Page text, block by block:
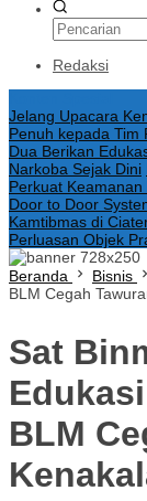
Redaksi
Jelang Upacara
Penuh kepada Tim
Dua Berikan
Narkoba Sejak Dini
Perkuat
Door to Door
Kamtibmas di
Perluasan Objek
Beranda Bisnis
BLM Cegah
Sat
BLM